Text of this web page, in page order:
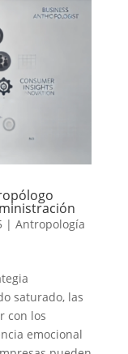
| Antropología
saturado, las
con los
emocional